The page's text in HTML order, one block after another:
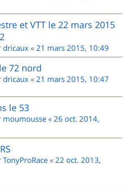
et VTT le 22 mars 2015
dricaux « 21 mars 2015, 10:49
72 nord
dricaux « 21 mars 2015, 10:47
le 53
moumousse « 26 oct. 2014,
TonyProRace « 22 oct. 2013,